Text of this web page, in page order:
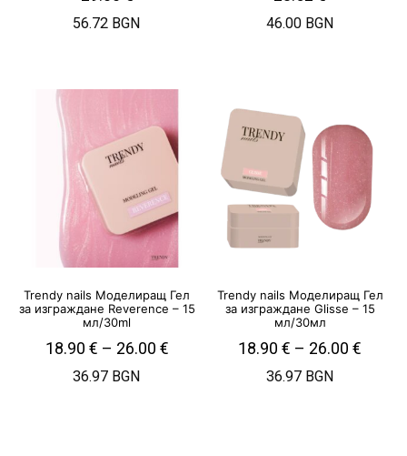
56.72 BGN 46.00 BGN
Trendy nails Моделиращ Гел
за изграждане Reverence – 15
мл/30ml
18.90 € – 26.00 €
36.97 BGN
Trendy nails Моделиращ Гел
за изграждане Glisse – 15
мл/30мл
18.90€ – 26.00€
36.97 BGN